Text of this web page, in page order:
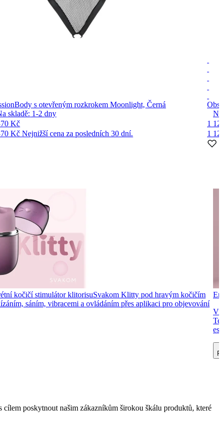
Body s otevřeným rozkrokem Moonlight, Černá
skladě: 1-2dny
Kč
KčNejnižší cena za posledních 30 dní.
1
1
kočičí stimulátor klitorisuSvakom Klitty pod hravým kočičím
sáním, vibracemi a ovládáním přes aplikaci pro objevování
poskytnout našim zákazníkům širokou škálu produktů, které